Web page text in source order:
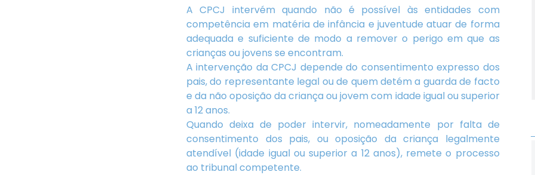
A CPCJ intervém quando não é possível às entidades com
competência em matéria de infância e juventude atuar de forma
adequada e suficiente de modo a remover o perigo em que as
crianças ou jovens se encontram.
A intervenção da CPCJ depende do consentimento expresso dos
pais, do representante legal ou de quem detém a guarda de facto
e da não oposição da criança ou jovem com idade igual ou superior
a 12 anos.
Quando deixa de poder intervir, nomeadamente por falta de
consentimento dos pais, ou oposição da criança legalmente
atendível (idade igual ou superior a 12 anos), remete o processo
ao tribunal competente.